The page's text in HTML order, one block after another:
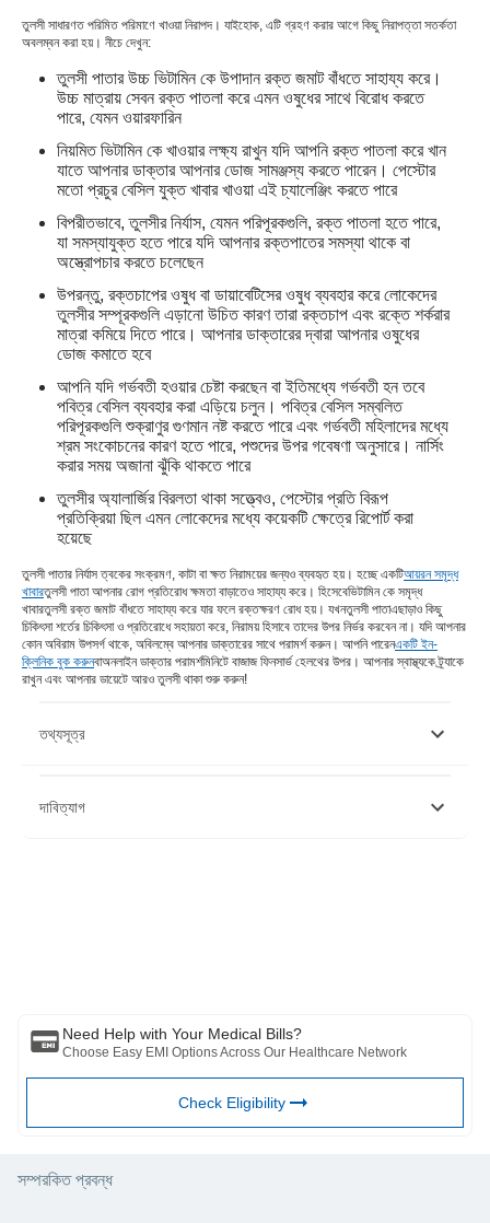
তুলসী সাধারণত পরিমিত পরিমাণে খাওয়া নিরাপদ। যাইহোক, এটি গ্রহণ করার আগে কিছু নিরাপত্তা সতর্কতা
অবলম্বন করা হয়। নীচে দেখুন:
তুলসী পাতার উচ্চ ভিটামিন কে উপাদান রক্ত ​​জমাট বাঁধতে সাহায্য করে।
উচ্চ মাত্রায় সেবন রক্ত ​​পাতলা করে এমন ওষুধের সাথে বিরোধ করতে
পারে, যেমন ওয়ারফারিন
নিয়মিত ভিটামিন কে খাওয়ার লক্ষ্য রাখুন যদি আপনি রক্ত ​​পাতলা করে খান
যাতে আপনার ডাক্তার আপনার ডোজ সামঞ্জস্য করতে পারেন। পেস্টোর
মতো প্রচুর বেসিল যুক্ত খাবার খাওয়া এই চ্যালেঞ্জিং করতে পারে
বিপরীতভাবে, তুলসীর নির্যাস, যেমন পরিপূরকগুলি, রক্ত ​​পাতলা হতে পারে,
যা সমস্যাযুক্ত হতে পারে যদি আপনার রক্তপাতের সমস্যা থাকে বা
অস্ত্রোপচার করতে চলেছেন
উপরন্তু, রক্তচাপের ওষুধ বা ডায়াবেটিসের ওষুধ ব্যবহার করে লোকেদের
তুলসীর সম্পূরকগুলি এড়ানো উচিত কারণ তারা রক্তচাপ এবং রক্তে শর্করার
মাত্রা কমিয়ে দিতে পারে। আপনার ডাক্তারের দ্বারা আপনার ওষুধের
ডোজ কমাতে হবে
আপনি যদি গর্ভবতী হওয়ার চেষ্টা করছেন বা ইতিমধ্যে গর্ভবতী হন তবে
পবিত্র বেসিল ব্যবহার করা এড়িয়ে চলুন। পবিত্র বেসিল সম্বলিত
পরিপূরকগুলি শুক্রাণুর গুণমান নষ্ট করতে পারে এবং গর্ভবতী মহিলাদের মধ্যে
শ্রম সংকোচনের কারণ হতে পারে, পশুদের উপর গবেষণা অনুসারে। নার্সিং
করার সময় অজানা ঝুঁকি থাকতে পারে
তুলসীর অ্যালার্জির বিরলতা থাকা সত্ত্বেও, পেস্টোর প্রতি বিরূপ
প্রতিক্রিয়া ছিল এমন লোকেদের মধ্যে কয়েকটি ক্ষেত্রে রিপোর্ট করা
হয়েছে
তুলসী পাতার নির্যাস ত্বকের সংক্রমণ, কাটা বা ক্ষত নিরাময়ের জন্যও ব্যবহৃত হয়। হচ্ছে একটিআয়রন সমৃদ্ধ
খাবারতুলসী পাতা আপনার রোগ প্রতিরোধ ক্ষমতা বাড়াতেও সাহায্য করে। হিসেবেভিটামিন কে সমৃদ্ধ
খাবারতুলসী রক্ত ​​জমাট বাঁধতে সাহায্য করে যার ফলে রক্তক্ষরণ রোধ হয়। যখনতুলসী পাতাএছাড়াও কিছু
চিকিৎসা শর্তের চিকিৎসা ও প্রতিরোধে সহায়তা করে, নিরাময় হিসাবে তাদের উপর নির্ভর করবেন না। যদি আপনার
কোন অবিরাম উপসর্গ থাকে, অবিলম্বে আপনার ডাক্তারের সাথে পরামর্শ করুন। আপনি পারেনএকটি ইন-
ক্লিনিক বুক করুনবাঅনলাইন ডাক্তার পরামর্শমিনিটে বাজাজ ফিনসার্ভ হেলথের উপর। আপনার স্বাস্থ্যকে ট্র্যাকে
রাখুন এবং আপনার ডায়েটে আরও তুলসী থাকা শুরু করুন!
তথ্যসূত্র
https://www.ncbi.nlm.nih.gov/pmc/articles/PMC4766851/
দাবিত্যাগ
Need Help with Your Medical Bills?
Choose Easy EMI Options Across Our Healthcare Network
Check Eligibility
সম্পরকিত প্রবন্ধ